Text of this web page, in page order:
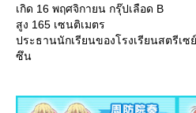
เกิด 16 พฤศจิกายน กรุ๊ปเลือด B
สูง 165 เซนติเมตร
ประธานนักเรียนของโรงเรียนสตรีเ
ซึน